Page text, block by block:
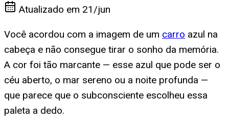
Atualizado em 21/jun
Você acordou com a imagem de um carro azul na
cabeça e não consegue tirar o sonho da memória.
A cor foi tão marcante — esse azul que pode ser o
céu aberto, o mar sereno ou a noite profunda —
que parece que o subconsciente escolheu essa
paleta a dedo.